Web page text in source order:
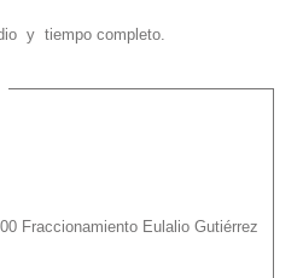
y tiempo completo.
Fraccionamiento Eulalio Gutiérrez